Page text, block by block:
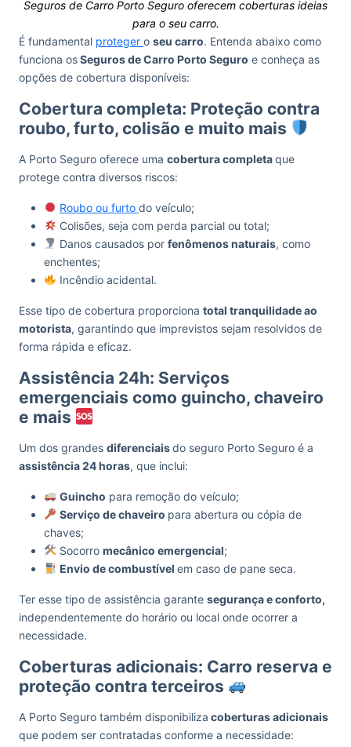
Seguros de Carro Porto Seguro oferecem coberturas ideias
para o seu carro.
É fundamental proteger o seu carro. Entenda abaixo como
funciona osSeguros de Carro Porto Seguro e conheça as
opções de cobertura disponíveis:
Cobertura completa: Proteção contra
roubo, furto, colisão e muito mais
A Porto Seguro oferece uma cobertura completaque
protege contra diversos riscos:
Roubo ou furto do veículo;
Colisões, seja com perda parcial ou total;
Danos causados por fenômenos naturais, como
enchentes;
Incêndio acidental.
Esse tipo de cobertura proporciona total tranquilidade ao
motorista, garantindo que imprevistos sejam resolvidos de
forma rápida e eficaz.
Assistência 24h: Serviços
emergenciais como guincho, chaveiro
e mais
Um dos grandes diferenciaisdo seguro Porto Seguro é a
assistência 24 horas, que inclui:
Guincho para remoção do veículo;
Serviço de chaveiro para abertura ou cópia de
chaves;
Socorro mecânico emergencial;
Envio de combustível em caso de pane seca.
Ter esse tipo de assistência garante segurança e conforto,
independentemente do horário ou local onde ocorrer a
necessidade.
Coberturas adicionais: Carro reserva e
proteção contra terceiros
A Porto Seguro também disponibiliza coberturas adicionais
que podem ser contratadas conforme a necessidade: